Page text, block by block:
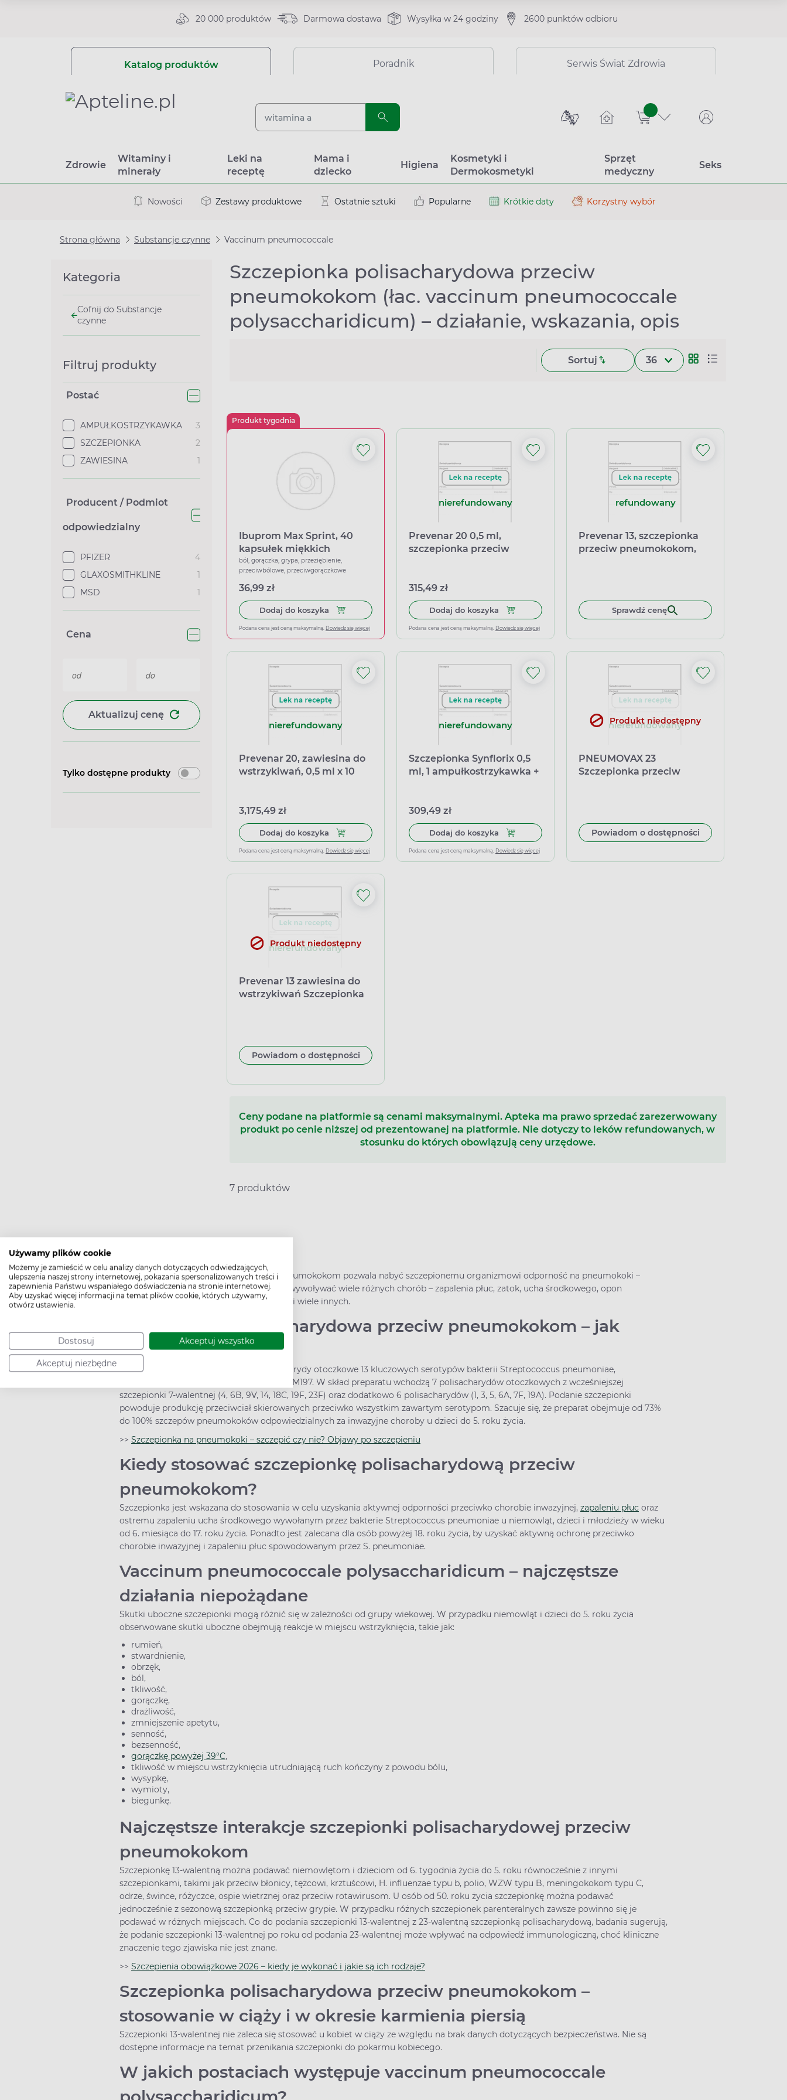
Używamy plików cookie
Możemy je zamieścić w celu analizy danych dotyczących odwiedzających,
ulepszenia naszej strony internetowej, pokazania spersonalizowanych treści i
zapewnienia Państwu wspaniałego doświadczenia na stronie internetowej.
Aby uzyskać więcej informacji na temat plików cookie, których używamy,
otwórz ustawienia.
Dostosuj Akceptuj wszystko
Akceptuj niezbędne
20 000 produktów Darmowa dostawa Wysyłka w 24 godziny 2600 punktów odbioru
Katalog produktów Poradnik Serwis Świat Zdrowia
sztuk
Zdrowie
Witaminy i
minerały
Leki na
receptę
Mama i
dziecko
Higiena
Kosmetyki i
Dermokosmetyki
Sprzęt
medyczny
Seks
Nowości Zestawy produktowe Ostatnie sztuki Popularne Krótkie daty Korzystny wybór
Strona główna Substancje czynne Vaccinum pneumococcale
Kategoria
Cofnij do Substancje
czynne
Filtruj produkty
Postać
AMPUŁKOSTRZYKAWKA
3
SZCZEPIONKA
2
ZAWIESINA
1
Producent / Podmiot
odpowiedzialny
PFIZER
4
GLAXOSMITHKLINE
1
MSD
1
Cena
Aktualizuj cenę
Tylko dostępne produkty
Szczepionka polisacharydowa przeciw
pneumokokom (łac. vaccinum pneumococcale
polysaccharidicum) – działanie, wskazania, opis
Sortuj 36
Produkt tygodnia
Ibuprom Max Sprint, 40
kapsułek miękkich
ból, gorączka, grypa, przeziębienie,
przeciwbólowe, przeciwgorączkowe
36,99 zł
Dodaj do koszyka Dodaj do koszyka Ibuprom Max Sprint, 40 kapsułek miękkich
Podana cena jest ceną maksymalną. Dowiedz się więcej
nierefundowany
Prevenar 20 0,5 ml,
szczepionka przeciw
skoniugowana (20-
walentna, adsorbowana), 1
ampułko-strzykawka + igla
315,49 zł
Dodaj do koszyka Dodaj do koszyka Prevenar 20 0,5 ml, szczepionka przeciw
Podana cena jest ceną maksymalną. Dowiedz się więcej
refundowany
Prevenar 13, szczepionka
przeciw pneumokokom,
Sprawdź cenę
nierefundowany
Prevenar 20, zawiesina do
wstrzykiwań, 0,5 ml x 10
3,175,49 zł
Dodaj do koszyka Dodaj do koszyka Prevenar 20, zawiesina do wstrzykiwań, 0,5 ml x 10 ampułko-strzykawek
Podana cena jest ceną maksymalną. Dowiedz się więcej
nierefundowany
Szczepionka Synflorix 0,5
ml, 1 ampułkostrzykawka +
309,49 zł
Dodaj do koszyka Dodaj do koszyka Szczepionka Synflorix 0,5 ml, 1 ampułkostrzykawka +
Podana cena jest ceną maksymalną. Dowiedz się więcej
nierefundowany
Produkt niedostępny
PNEUMOVAX 23
Szczepionka przeciw
Powiadom o dostępności
nierefundowany
Produkt niedostępny
Prevenar 13 zawiesina do
wstrzykiwań Szczepionka
walentna, adsorbowana),
10 ampułkostrzykawek
Powiadom o dostępności
Ceny podane na platformie są cenami maksymalnymi. Apteka ma prawo sprzedać zarezerwowany
produkt po cenie niższej od prezentowanej na platformie. Nie dotyczy to leków refundowanych, w
stosunku do których obowiązują ceny urzędowe.
7 produktów
Szczepionka polisacharydowa przeciw pneumokokom pozwala nabyć szczepionemu organizmowi odporność na pneumokoki –
dwoinki zapalenia płuc. Bakteria ta może wywoływać wiele różnych chorób – zapalenia płuc, zatok, ucha środkowego, opon
mózgowo-rdzeniowych, szpiku, otrzewnej i wiele innych.
Szczepionka polisacharydowa przeciw pneumokokom – jak
działa?
Szczepionka wieloważna zawiera polisacharydy otoczkowe 13 kluczowych serotypów bakterii Streptococcus pneumoniae,
skoniugowane z białkiem nośnikowym CRM197. W skład preparatu wchodzą 7 polisacharydów otoczkowych z wcześniejszej
szczepionki 7-walentnej (4, 6B, 9V, 14, 18C, 19F, 23F) oraz dodatkowo 6 polisacharydów (1, 3, 5, 6A, 7F, 19A). Podanie szczepionki
powoduje produkcję przeciwciał skierowanych przeciwko wszystkim zawartym serotypom. Szacuje się, że preparat obejmuje od 73%
do 100% szczepów pneumokoków odpowiedzialnych za inwazyjne choroby u dzieci do 5. roku życia.
>> Szczepionka na pneumokoki – szczepić czy nie? Objawy po szczepieniu
Kiedy stosować szczepionkę polisacharydową przeciw
pneumokokom?
Szczepionka jest wskazana do stosowania w celu uzyskania aktywnej odporności przeciwko chorobie inwazyjnej, zapaleniu płuc oraz
ostremu zapaleniu ucha środkowego wywołanym przez bakterie Streptococcus pneumoniae u niemowląt, dzieci i młodzieży w wieku
od 6. miesiąca do 17. roku życia. Ponadto jest zalecana dla osób powyżej 18. roku życia, by uzyskać aktywną ochronę przeciwko
chorobie inwazyjnej i zapaleniu płuc spowodowanym przez S. pneumoniae.
Vaccinum pneumococcale polysaccharidicum – najczęstsze
działania niepożądane
Skutki uboczne szczepionki mogą różnić się w zależności od grupy wiekowej. W przypadku niemowląt i dzieci do 5. roku życia
obserwowane skutki uboczne obejmują reakcje w miejscu wstrzyknięcia, takie jak:
rumień,
stwardnienie,
obrzęk,
ból,
tkliwość,
gorączkę,
drażliwość,
zmniejszenie apetytu,
senność,
bezsenność,
gorączkę powyżej 39°C,
tkliwość w miejscu wstrzyknięcia utrudniającą ruch kończyny z powodu bólu,
wysypkę,
wymioty,
biegunkę.
Najczęstsze interakcje szczepionki polisacharydowej przeciw
pneumokokom
Szczepionkę 13-walentną można podawać niemowlętom i dzieciom od 6. tygodnia życia do 5. roku równocześnie z innymi
szczepionkami, takimi jak przeciw błonicy, tężcowi, krztuścowi, H. influenzae typu b, polio, WZW typu B, meningokokom typu C,
odrze, śwince, różyczce, ospie wietrznej oraz przeciw rotawirusom. U osób od 50. roku życia szczepionkę można podawać
jednocześnie z sezonową szczepionką przeciw grypie. W przypadku różnych szczepionek parenteralnych zawsze powinno się je
podawać w różnych miejscach. Co do podania szczepionki 13-walentnej z 23-walentną szczepionką polisacharydową, badania sugerują,
że podanie szczepionki 13-walentnej po roku od podania 23-walentnej może wpływać na odpowiedź immunologiczną, choć kliniczne
znaczenie tego zjawiska nie jest znane.
>> Szczepienia obowiązkowe 2026 – kiedy je wykonać i jakie są ich rodzaje?
Szczepionka polisacharydowa przeciw pneumokokom –
stosowanie w ciąży i w okresie karmienia piersią
Szczepionki 13-walentnej nie zaleca się stosować u kobiet w ciąży ze względu na brak danych dotyczących bezpieczeństwa. Nie są
dostępne informacje na temat przenikania szczepionki do pokarmu kobiecego.
W jakich postaciach występuje vaccinum pneumococcale